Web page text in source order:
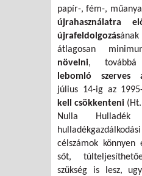
papír-, fém-,
újrahasználatra
újrafeldolgozásának
átlagosan
növelni,
lebomló szerves
július 14-ig az
kell csökkenteni
Nulla
célszámok könnyen
sőt,
szükség is lesz,